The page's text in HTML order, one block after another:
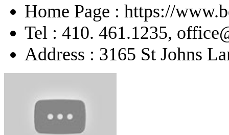
Home Page : https://
Tel : 410. 461.1235,
Address : 3165 St Johns